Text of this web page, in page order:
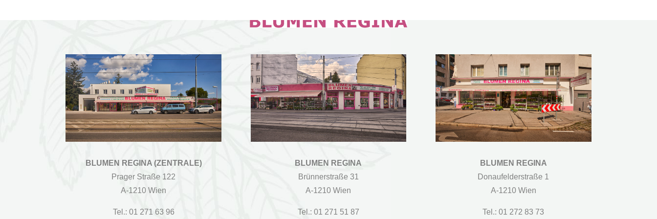
BLUMEN REGINA (ZENTRALE)
Prager Straße 122
A-1210 Wien
Tel.: 01 271 63 96
BLUMEN REGINA
Brünnerstraße 31
A-1210 Wien
Tel.: 01 271 51 87
BLUMEN REGINA
Donaufelderstraße 1
A-1210 Wien
Tel.: 01 272 83 73